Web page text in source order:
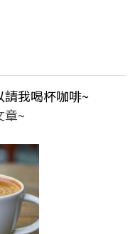
請我喝杯咖啡~
章~